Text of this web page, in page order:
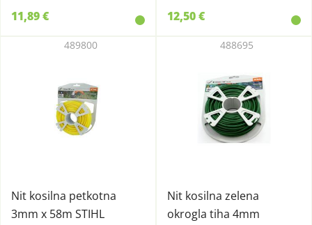
11,89 € 12,50 €
Nit kosilna petkotna
3mm x 58m STIHL
489800
Nit kosilna zelena
okrogla tiha 4mm
488695